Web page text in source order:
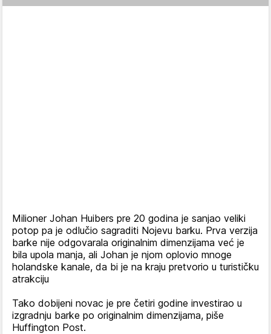
Milioner Johan Huibers pre 20 godina je sanjao veliki
potop pa je odlučio sagraditi Nojevu barku. Prva verzija
barke nije odgovarala originalnim dimenzijama već je
bila upola manja, ali Johan je njom oplovio mnoge
holandske kanale, da bi je na kraju pretvorio u turističku
atrakciju
Tako dobijeni novac je pre četiri godine investirao u
izgradnju barke po originalnim dimenzijama, piše
Huffington Post.